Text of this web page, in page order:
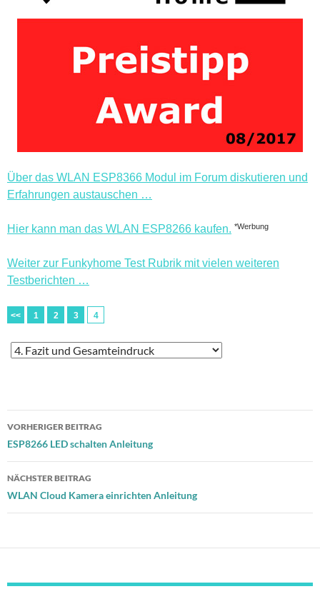
Über das WLAN ESP8366 Modul im Forum diskutieren und
Erfahrungen austauschen …
Hier kann man das WLAN ESP8266 kaufen. *Werbung
Weiter zur Funkyhome Test Rubrik mit vielen weiteren
Testberichten …
<< 1 2 3 4
Beitragsnavigation
VORHERIGER BEITRAG
ESP8266 LED schalten Anleitung
NÄCHSTER BEITRAG
WLAN Cloud Kamera einrichten Anleitung